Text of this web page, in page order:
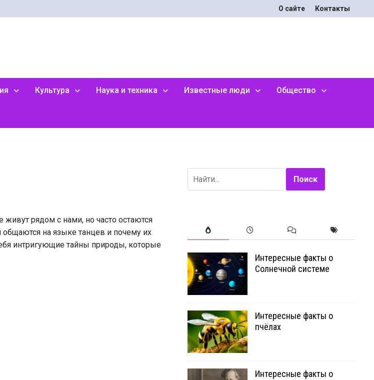
О сайте Контакты
Культура Наука и техника Известные люди Общество
рядом с нами, но часто остаются
общаются на языке танцев и почему их
интригующие тайны природы, которые
Поиск
Интересные факты о
Солнечной системе
Интересные факты о
пчёлах
Интересные факты о